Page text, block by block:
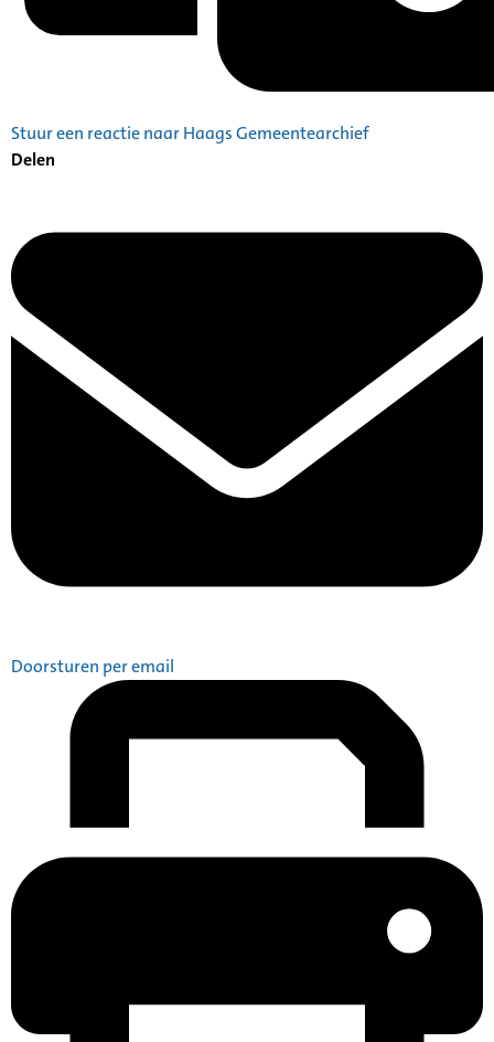
Stuur een reactie naar Haags Gemeentearchief
Delen
Doorsturen per email